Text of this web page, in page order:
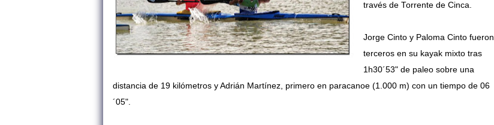
través de Torrente de Cinca.
Jorge Cinto y Paloma Cinto fueron
terceros en su kayak mixto tras
1h30´53" de paleo sobre una
distancia de 19 kilómetros y Adrián Martínez, primero en paracanoe (1.000 m) con un tiempo de 06
´05".